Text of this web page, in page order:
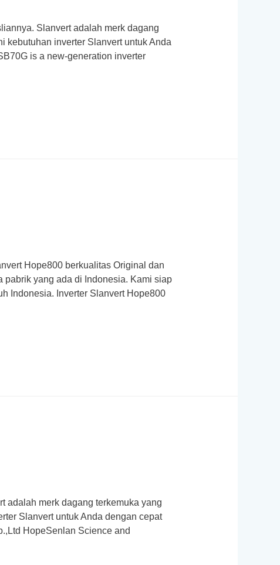
Slanvert adalah merk dagang
kebutuhan inverter Slanvert untuk Anda
is a new-generation inverter
Hope800 berkualitas Original dan
yang ada di Indonesia. Kami siap
Indonesia. Inverter Slanvert Hope800
adalah merk dagang terkemuka yang
Slanvert untuk Anda dengan cepat
HopeSenlan Science and